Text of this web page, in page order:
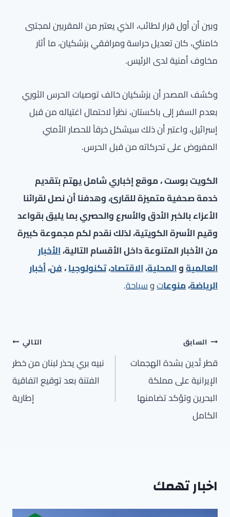
وبين أن أول قرار لطائب، الذي يعتبر من المقربين لمجتبى
خامنئي، كان تعديل حراسة ومرافقي بزشكيان، ما أثار
مخاوف أمنية لدى الرئيس.
وكشف المصدر أن بزشكيان خالف توصيات الحرس الثوري
بعدم السفر إلى باكستان، نظراً لاحتمال اغتياله من قبل
إسرائيل، واعتبر أن ذلك سيشكل خرقاً للحصار الأمني
المفروض على تحركاته من قبل الحرس.
الكويت بوست ، موقع إخباري شامل يهتم بتقديم
خدمة صحفية متميزة للقارئ، وهدفنا أن نصل لقرائنا
الأعزاء بالخبر الأدق والأسرع والحصري بما يليق بقواعد
وقيم الأسرة الكويتية، لذلك نقدم لكم مجموعة كبيرة
من الأخبار المتنوعة داخل الأقسام التالية،الأخبار
العالميةوالمحلية،الاقتصاد،تكنولوجيا،فن،أخبار
الرياضة،منوعاتوسياحة.
تصفّح
المقالات
السابق
قطر تُدين بشدة الهجمات
الإيرانية على مملكة
البحرين وتؤكد تضامنها
الكامل
التالي
نبيه بري يحذر لبنان من خطر
الفتنة بعد توقيع اتفاقية
إطارية
اخبار تهمك